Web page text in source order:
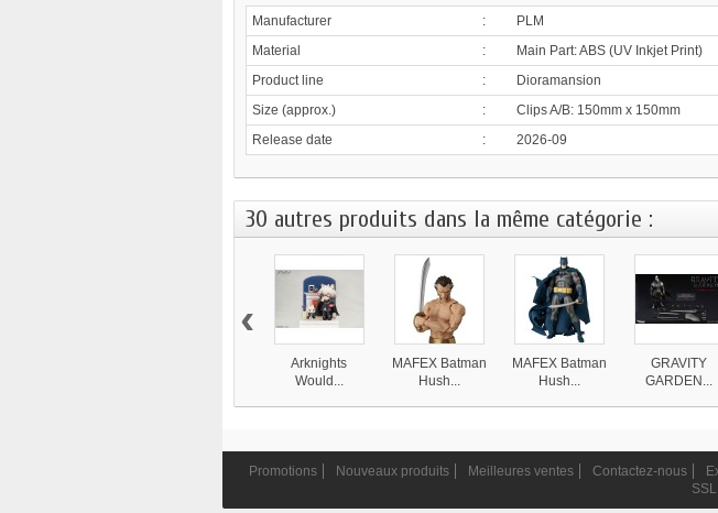
Manufacturer :
PLM
Material
:
Main Part: ABS (UV Inkjet Print)
Product line
:
Dioramansion
Size (approx.)
:
Clips A/B: 150mm x 150mm
Release date
: 2026-09
30 autres produits dans la même catégorie :
Arknights
Would...
MAFEX Batman
Hush...
MAFEX Batman
Hush...
GRAVITY
GARDEN...
‹
Promotions Nouveaux produits Meilleures ventes Contactez-nous
SSL